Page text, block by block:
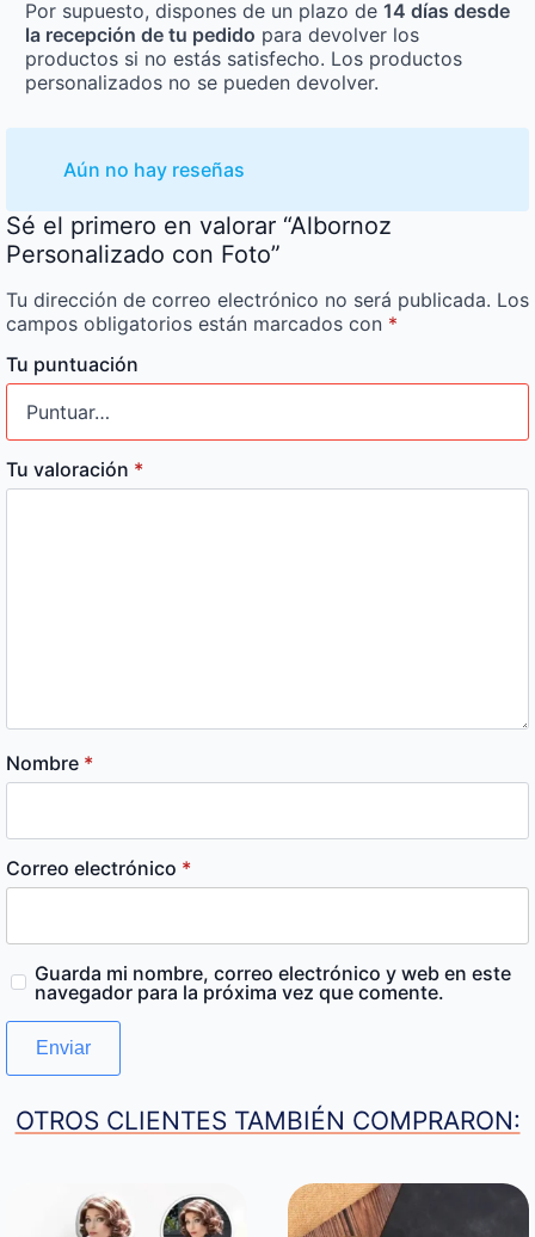
Por supuesto, dispones de un plazo de 14 días desde
la recepción de tu pedido para devolver los
productos si no estás satisfecho. Los productos
personalizados no se pueden devolver.
Aún no hay reseñas
Sé el primero en valorar “Albornoz
Personalizado con Foto”
Tu dirección de correo electrónico no será publicada. Los
campos obligatorios están marcados con *
Tu puntuación
Tu valoración *
Nombre *
Correo electrónico *
Guarda mi nombre, correo electrónico y web en este
navegador para la próxima vez que comente.
OTROS CLIENTES TAMBIÉN COMPRARON: